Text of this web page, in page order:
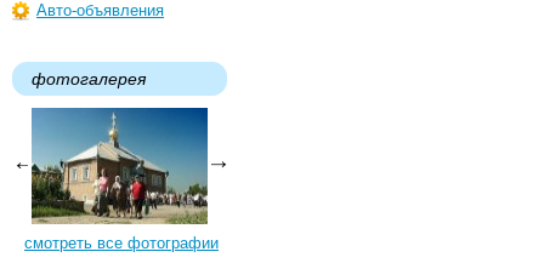
Авто-объявления
фотогалерея
смотреть все фотографии